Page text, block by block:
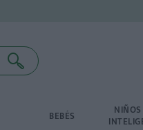
BEBÉS